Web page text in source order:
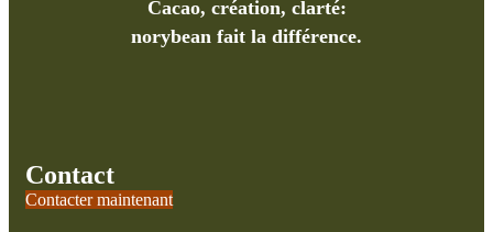
Cacao, création, clarté:
norybean fait la différence.
Contact
Contacter maintenant